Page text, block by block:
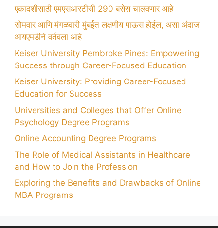
एकादशीसाठी एमएसआरटीसी 290 बसेस चालवणार आहे
सोमवार आणि मंगळवारी मुंबईत लक्षणीय पाऊस होईल, असा अंदाज
आयएमडीने वर्तवला आहे
Keiser University Pembroke Pines: Empowering
Success through Career-Focused Education
Keiser University: Providing Career-Focused
Education for Success
Universities and Colleges that Offer Online
Psychology Degree Programs
Online Accounting Degree Programs
The Role of Medical Assistants in Healthcare
and How to Join the Profession
Exploring the Benefits and Drawbacks of Online
MBA Programs